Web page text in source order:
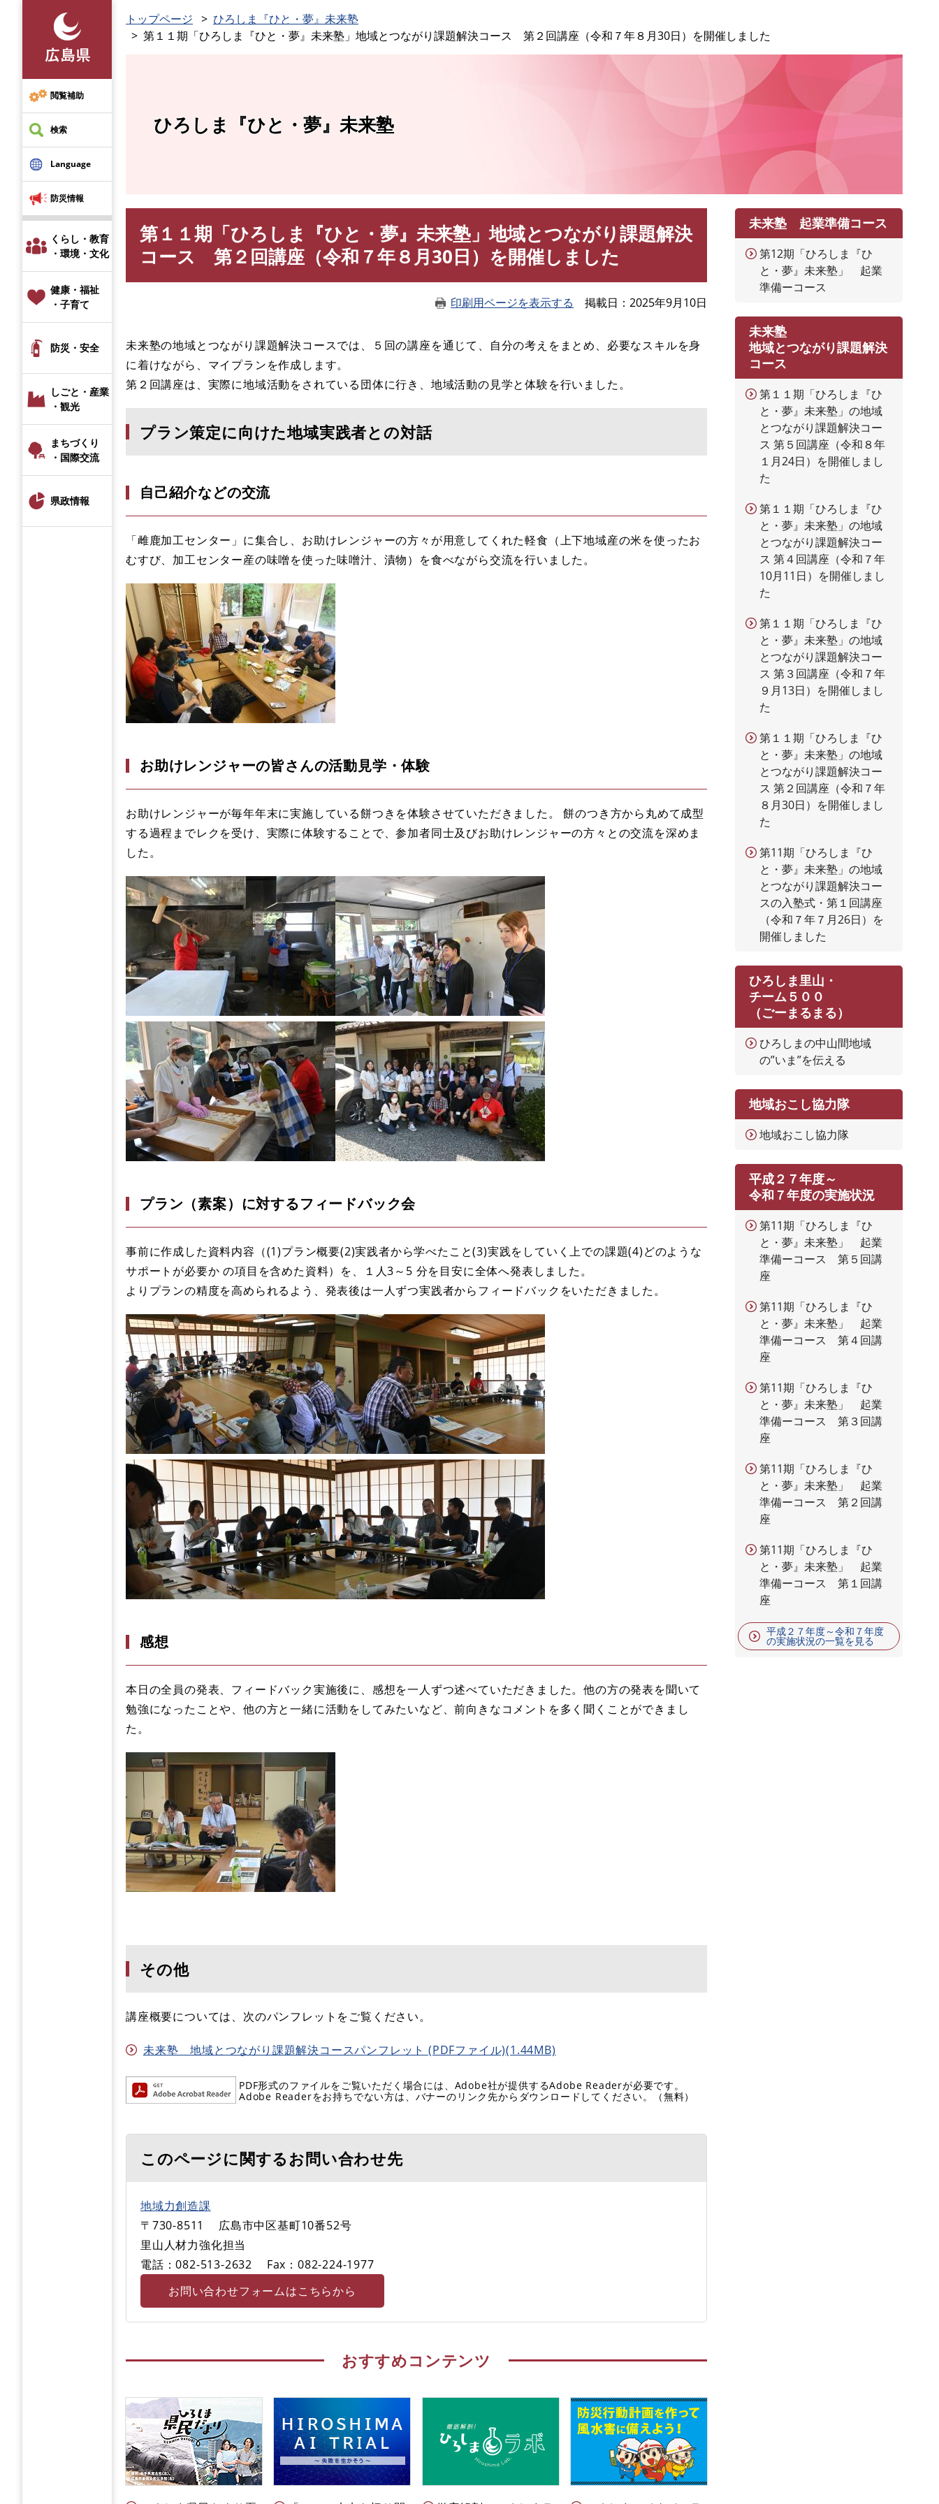
先
頭
で
す
閲覧補助
検索
Language
防災情報
くらし・教育
・環境・文化
健康・福祉
・子育て
防災・安全
しごと・産業
・観光
まちづくり
・国際交流
県政情報
トップページ
ひろしま『ひと・夢』未来塾
第１１期「ひろしま『ひと・夢』未来塾」地域とつながり課題解決コース 第２回講座（令和７年８月30日）を開催しました
ひろしま『ひと・夢』未来塾
第１１期「ひろしま『ひと・夢』未来塾」地域とつながり課題解決
コース 第２回講座（令和７年８月30日）を開催しました
印刷用ページを表示する 掲載日 2025年9月10日
​未来塾の地域とつながり課題解決コースでは、５回の講座を通じて、自分の考えをまとめ、必要なスキルを身
に着けながら、マイプランを作成します。
第２回講座は、実際に地域活動をされている団体に行き、地域活動の見学と体験を行いました。
プラン策定に向けた地域実践者との対話
自己紹介などの交流
「雌鹿加工センター」に集合し、お助けレンジャーの方々が用意してくれた軽食（上下地域産の米を使ったお
むすび、加工センター産の味噌を使った味噌汁、漬物）を食べながら交流を行いました。
お助けレンジャーの皆さんの活動見学・体験
お助けレンジャーが毎年年末に実施している餅つきを体験させていただきました。 餅のつき方から丸めて成型
する過程までレクを受け、実際に体験することで、参加者同士及びお助けレンジャーの方々との交流を深めま
した。
プラン（素案）に対するフィードバック会
事前に作成した資料内容（(1)プラン概要(2)実践者から学べたこと(3)実践をしていく上での課題(4)どのような
サポートが必要か の項目を含めた資料）を、１人3～5 分を目安に全体へ発表しました。
よりプランの精度を高められるよう、発表後は一人ずつ実践者からフィードバックをいただきました。
感想
本日の全員の発表、フィードバック実施後に、感想を一人ずつ述べていただきました。他の方の発表を聞いて
勉強になったことや、他の方と一緒に活動をしてみたいなど、前向きなコメントを多く聞くことができまし
た。
その他
講座概要については、次のパンフレットをご覧ください。
未来塾 地域とつながり課題解決コースパンフレット (PDFファイル)(1.44MB)
PDF形式のファイルをご覧いただく場合には、Adobe社が提供するAdobe Readerが必要です。
Adobe Readerをお持ちでない方は、バナーのリンク先からダウンロードしてください。（無料）
このページに関するお問い合わせ先
地域力創造課
〒730-8511
広島市中区基町10番52号
里山人材力強化担当
電話：082-513-2632
Fax：082-224-1977
お問い合わせフォームはこちらから
おすすめコンテンツ
未来塾 起業準備コース
第12期「ひろしま『ひ
と・夢』未来塾」 起業
準備ーコース
未来塾
地域とつながり課題解決
コース
第１１期「ひろしま『ひ
と・夢』未来塾」の地域
とつながり課題解決コー
ス 第５回講座（令和８年
１月24日）を開催しまし
た
第１１期「ひろしま『ひ
と・夢』未来塾」の地域
とつながり課題解決コー
ス 第４回講座（令和７年
10月11日）を開催しまし
た
第１１期「ひろしま『ひ
と・夢』未来塾」の地域
とつながり課題解決コー
ス 第３回講座（令和７年
９月13日）を開催しまし
た
第１１期「ひろしま『ひ
と・夢』未来塾」の地域
とつながり課題解決コー
ス 第２回講座（令和７年
８月30日）を開催しまし
た
第11期「ひろしま『ひ
と・夢』未来塾」の地域
とつながり課題解決コー
スの入塾式・第１回講座
（令和７年７月26日）を
開催しました
ひろしま里山・
チーム５００
（ごーまるまる）
ひろしまの中山間地域
の”いま”を伝える
地域おこし協力隊
地域おこし協力隊
平成２７年度～
令和７年度の実施状況
第11期「ひろしま『ひ
と・夢』未来塾」 起業
準備ーコース 第５回講
座
第11期「ひろしま『ひ
と・夢』未来塾」 起業
準備ーコース 第４回講
座
第11期「ひろしま『ひ
と・夢』未来塾」 起業
準備ーコース 第３回講
座
第11期「ひろしま『ひ
と・夢』未来塾」 起業
準備ーコース 第２回講
座
第11期「ひろしま『ひ
と・夢』未来塾」 起業
準備ーコース 第１回講
座
平成２７年度～令和７年度
の実施状況の一覧を見る